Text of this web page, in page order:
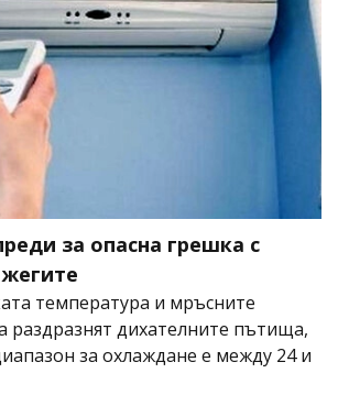
за опасна грешка с
температура и мръсните
раздразнят дихателните пътища,
за охлаждане е между 24 и